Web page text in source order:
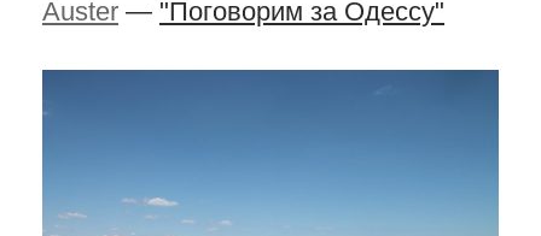
Auster — "Поговорим за Одессу"